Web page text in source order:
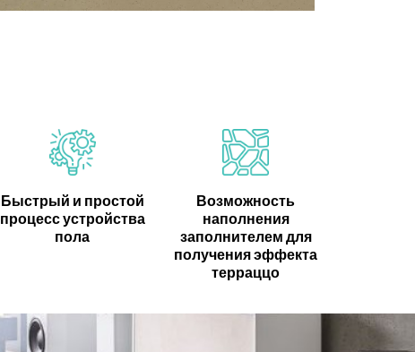
Быстрый и простой
процесс устройства
пола
Возможность
наполнения
заполнителем для
получения эффекта
терраццо